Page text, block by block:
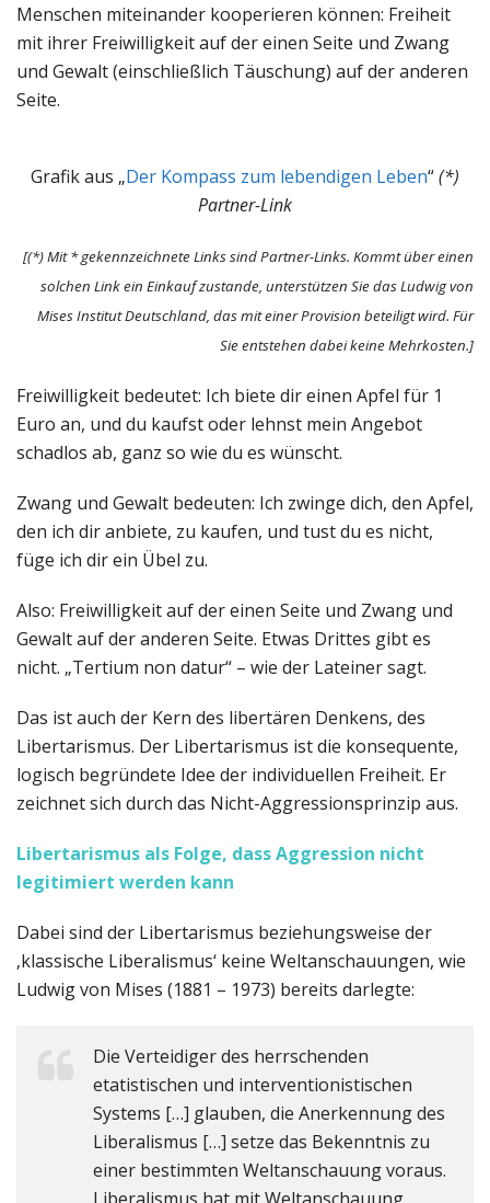
Menschen miteinander kooperieren können: Freiheit
mit ihrer Freiwilligkeit auf der einen Seite und Zwang
und Gewalt (einschließlich Täuschung) auf der anderen
Seite.
Grafik aus „Der Kompass zum lebendigen Leben“(*)
Partner-Link
[(*) Mit * gekennzeichnete Links sind Partner-Links. Kommt über einen
solchen Link ein Einkauf zustande, unterstützen Sie das Ludwig von
Mises Institut Deutschland, das mit einer Provision beteiligt wird. Für
Sie entstehen dabei keine Mehrkosten.]
Freiwilligkeit bedeutet: Ich biete dir einen Apfel für 1
Euro an, und du kaufst oder lehnst mein Angebot
schadlos ab, ganz so wie du es wünscht.
Zwang und Gewalt bedeuten: Ich zwinge dich, den Apfel,
den ich dir anbiete, zu kaufen, und tust du es nicht,
füge ich dir ein Übel zu.
Also: Freiwilligkeit auf der einen Seite und Zwang und
Gewalt auf der anderen Seite. Etwas Drittes gibt es
nicht. „Tertium non datur“ – wie der Lateiner sagt.
Das ist auch der Kern des libertären Denkens, des
Libertarismus. Der Libertarismus ist die konsequente,
logisch begründete Idee der individuellen Freiheit. Er
zeichnet sich durch das Nicht-Aggressionsprinzip aus.
Libertarismus als Folge, dass Aggression nicht
legitimiert werden kann
Dabei sind der Libertarismus beziehungsweise der
‚klassische Liberalismus‘ keine Weltanschauungen, wie
Ludwig von Mises (1881 – 1973) bereits darlegte:
Die Verteidiger des herrschenden
etatistischen und interventionistischen
Systems […] glauben, die Anerkennung des
Liberalismus […] setze das Bekenntnis zu
einer bestimmten Weltanschauung voraus.